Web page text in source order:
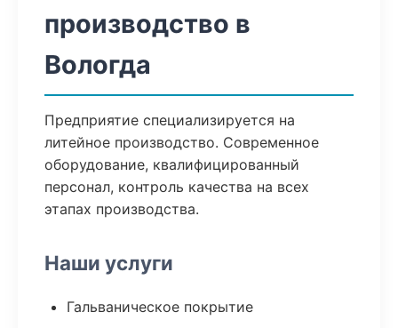
производство в
Вологда
Предприятие специализируется на
литейное производство. Современное
оборудование, квалифицированный
персонал, контроль качества на всех
этапах производства.
Наши услуги
Гальваническое покрытие